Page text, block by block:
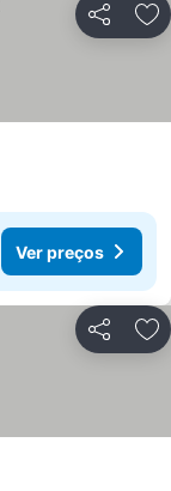
Partilhar
Ver preços
Partilhar